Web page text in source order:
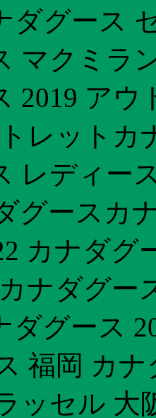
ダグース
マクミラ
2019 ア
レットカ
レディー
グースカ
カナダ
ナダグー
ダグース
福岡 カ
ッセル 大